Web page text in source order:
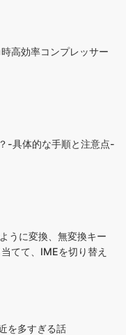
高効率コンプレッサー
-具体的な手順と注意点-
うに変換、無変換キー
てて、IMEを切り替え
を多すぎる話